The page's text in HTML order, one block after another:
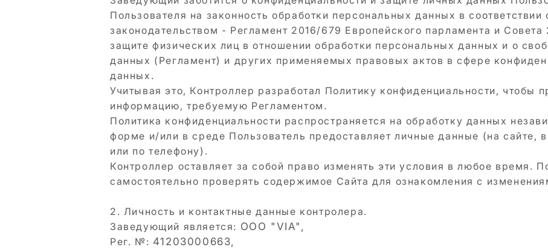
Пользователя на законность обработки персональных данных в
законодательством - Регламент 2016/679 Европейского парламента и Совета
защите физических лиц в отношении обработки персональных данных и о
данных (Регламент) и других применяемых правовых актов в сфере
данных.
Учитывая это, Контроллер разработал Политику конфиденциальности, чтобы
информацию, требуемую Регламентом.
Политика конфиденциальности распространяется на обработку данных
форме и/или в среде Пользователь предоставляет личные данные (на сайте,
или по телефону).
Контроллер оставляет за собой право изменять эти условия в любое время.
самостоятельно проверять содержимое Сайта для ознакомления с
2. Личность и контактные данные контролера.
Заведующий является: ООО "VIA",
Рег. №: 41203000663,